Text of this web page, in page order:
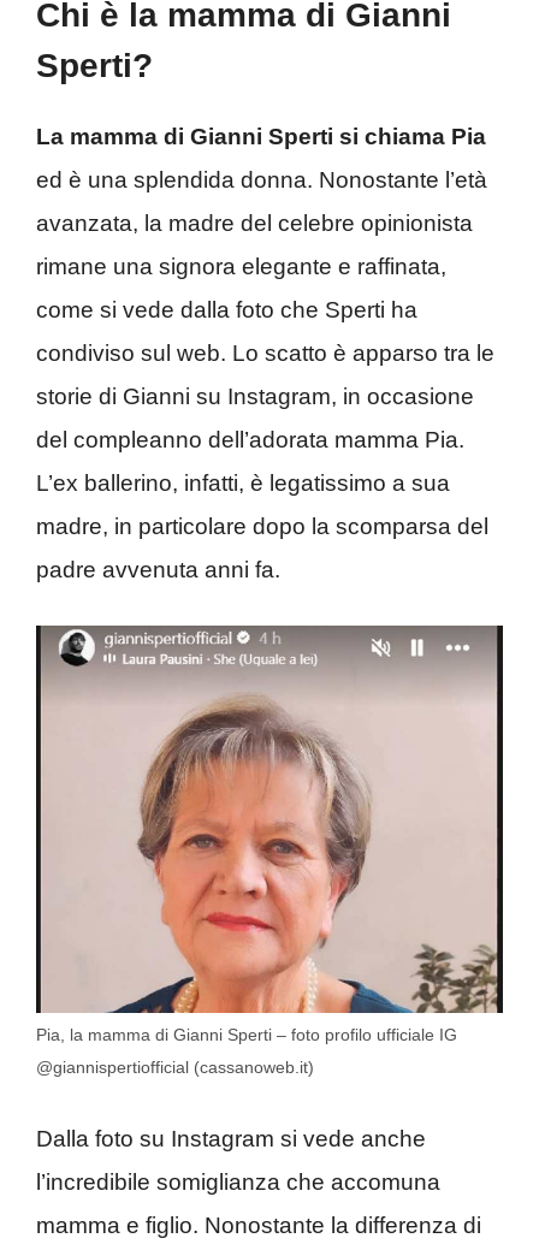
Chi è la mamma di Gianni
Sperti?
La mamma di Gianni Sperti si chiama Pia
ed è una splendida donna. Nonostante l’età
avanzata, la madre del celebre opinionista
rimane una signora elegante e raffinata,
come si vede dalla foto che Sperti ha
condiviso sul web. Lo scatto è apparso tra le
storie di Gianni su Instagram, in occasione
del compleanno dell’adorata mamma Pia.
L’ex ballerino, infatti, è legatissimo a sua
madre, in particolare dopo la scomparsa del
padre avvenuta anni fa.
Pia, la mamma di Gianni Sperti – foto profilo ufficiale IG
@giannispertiofficial (cassanoweb.it)
Dalla foto su Instagram si vede anche
l’incredibile somiglianza che accomuna
mamma e figlio. Nonostante la differenza di